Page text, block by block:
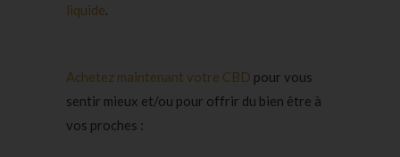
liquide.
Achetez maintenant votre CBD pour vous
sentir mieux et/ou pour offrir du bien être à
vos proches :